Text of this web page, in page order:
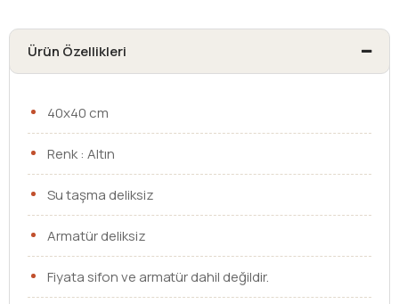
Ürün Özellikleri
40x40 cm
Renk : Altın
Su taşma deliksiz
Armatür deliksiz
Fiyata sifon ve armatür dahil değildir.